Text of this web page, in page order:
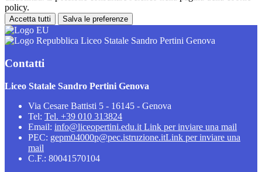
policy.
Accetta tutti Salva le preferenze
Liceo Statale Sandro Pertini Genova
Contatti
Liceo Statale Sandro Pertini Genova
Via Cesare Battisti 5 - 16145 - Genova
Tel: Tel. +39 010 313824
Email: info@liceopertini.edu.it Link per inviare una mail
PEC: gepm04000p@pec.istruzione.itLink per inviare una
mail
C.F.: 80041570104